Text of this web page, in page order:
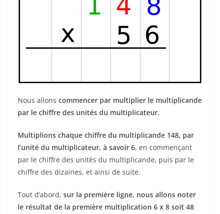
Nous allons commencer par multiplier le multiplicande
par le chiffre des unités du multiplicateur.
Multiplions chaque chiffre du multiplicande 148, par
l’unité du multiplicateur, à savoir 6, en commençant
par le chiffre des unités du multiplicande, puis par le
chiffre des dizaines, et ainsi de suite.
Tout d’abord, sur la première ligne, nous allons noter
le résultat de la première multiplication 6 x 8 soit 48